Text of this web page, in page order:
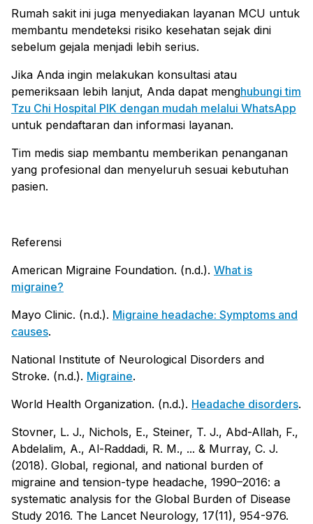
Rumah sakit ini juga menyediakan layanan MCU untuk
membantu mendeteksi risiko kesehatan sejak dini
sebelum gejala menjadi lebih serius.
Jika Anda ingin melakukan konsultasi atau
pemeriksaan lebih lanjut, Anda dapat menghubungi tim
Tzu Chi Hospital PIK dengan mudah melalui WhatsApp
untuk pendaftaran dan informasi layanan.
Tim medis siap membantu memberikan penanganan
yang profesional dan menyeluruh sesuai kebutuhan
pasien.
Referensi
American Migraine Foundation. (n.d.). What is
migraine?
Mayo Clinic. (n.d.). Migraine headache: Symptoms and
causes.
National Institute of Neurological Disorders and
Stroke. (n.d.). Migraine.
World Health Organization. (n.d.). Headache disorders.
Stovner, L. J., Nichols, E., Steiner, T. J., Abd-Allah, F.,
Abdelalim, A., Al-Raddadi, R. M., ... & Murray, C. J.
(2018). Global, regional, and national burden of
migraine and tension-type headache, 1990–2016: a
systematic analysis for the Global Burden of Disease
Study 2016. The Lancet Neurology, 17(11), 954-976.